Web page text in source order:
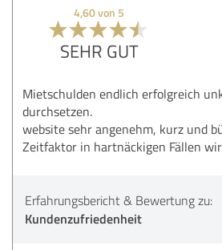
4,60 von 5
SEHR GUT
Mietschulden endlich erfolgreich
durchsetzen.
website sehr angenehm, kurz und
Zeitfaktor in hartnäckigen Fällen
Erfahrungsbericht & Bewertung zu:
Kundenzufriedenheit